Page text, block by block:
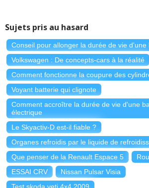
Sujets pris au hasard
Conseil pour allonger la durée de vie d'une
Volkswagen : De concepts-cars à la réalité
Comment fonctionne la coupure des
Voyant batterie qui clignote
Comment accroître la durée de vie d'une
électrique
Le Skyactiv-D est-il fiable ?
Organes refroidis par le liquide de
Que penser de la Renault Espace 5
ESSAI CRV
Nissan Pulsar Visia